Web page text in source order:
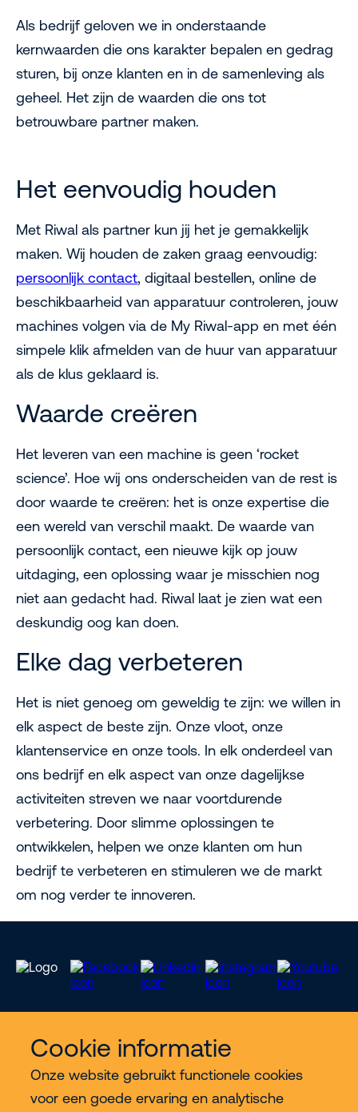
Cookie informatie
Onze website gebruikt functionele cookies
voor een goede ervaring en analytische
Als bedrijf geloven we in onderstaande
kernwaarden die ons karakter bepalen en gedrag
sturen, bij onze klanten en in de samenleving als
geheel. Het zijn de waarden die ons tot
betrouwbare partner maken.
Het eenvoudig houden
Met Riwal als partner kun jij het je gemakkelijk
maken. Wij houden de zaken graag eenvoudig:
persoonlijk contact, digitaal bestellen, online de
beschikbaarheid van apparatuur controleren, jouw
machines volgen via de My Riwal-app en met één
simpele klik afmelden van de huur van apparatuur
als de klus geklaard is.
Waarde creëren
Het leveren van een machine is geen ‘rocket
science’. Hoe wij ons onderscheiden van de rest is
door waarde te creëren: het is onze expertise die
een wereld van verschil maakt. De waarde van
persoonlijk contact, een nieuwe kijk op jouw
uitdaging, een oplossing waar je misschien nog
niet aan gedacht had. Riwal laat je zien wat een
deskundig oog kan doen.
Elke dag verbeteren
Het is niet genoeg om geweldig te zijn: we willen in
elk aspect de beste zijn. Onze vloot, onze
klantenservice en onze tools. In elk onderdeel van
ons bedrijf en elk aspect van onze dagelijkse
activiteiten streven we naar voortdurende
verbetering. Door slimme oplossingen te
ontwikkelen, helpen we onze klanten om hun
bedrijf te verbeteren en stimuleren we de markt
om nog verder te innoveren.
Meer Riwal
Industries